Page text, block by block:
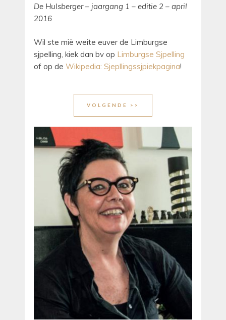
De Hulsberger – jaargang 1 – editie 2 – april
2016
Wil ste mië weite euver de Limburgse
sjpelling, kiek dan bv op Limburgse Sjpelling
of op de Wikipedia: Sjepllingssjpiekpagina!
VOLGENDE >>